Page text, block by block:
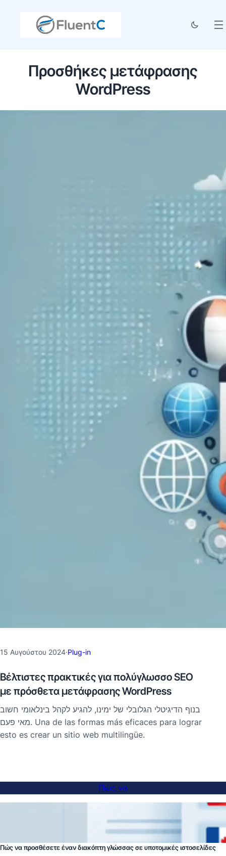
Προσθήκες μετάφρασης
WordPress
15 Αυγούστου 2024·Plug-in
Βέλτιστες πρακτικές για πολύγλωσσο SEO
με πρόσθετα μετάφρασης WordPress
בנוף הדיגיטלי הגלובלי של ימינו, להגיע לקהל בינלאומי חשוב
מאי פעם. Una de las formas más eficaces para lograr
esto es crear un sitio web multilingüe.
Πώς να
Πώς να προσθέσετε έναν διακόπτη γλώσσας σε υποτομικές ιστοσελίδες